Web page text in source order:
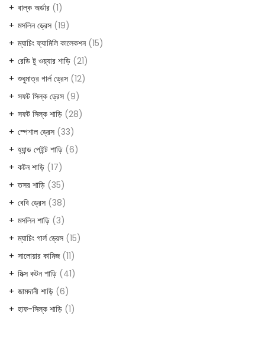
বাল্ক অর্ডার 11
product
মসলিন ড্রেস 1919
products
ম্যাচিং ফ্যামিলি কালেকশন 1515
রেডি টু ওয়্যার শাড়ি 2121
products
শুধুমাত্র গার্ল ড্রেস 1212
সফট সিল্ক ড্রেস 99
products
সফট সিল্ক শাড়ি 2828
স্পেশাল ড্রেস 3333
products
হ্যান্ড পেইন্ট শাড়ি 66
কটন শাড়ি 1717
products
তসর শাড়ি 3535
products
বেবি ড্রেস 3838
products
মসলিন শাড়ি 33
products
ম্যাচিং গার্ল ড্রেস 1515
সালোয়ার কামিজ 1111
products
মিক্স কটন শাড়ি 4141
জামদানী শাড়ি 66
products
হাফ-সিল্ক শাড়ি 11